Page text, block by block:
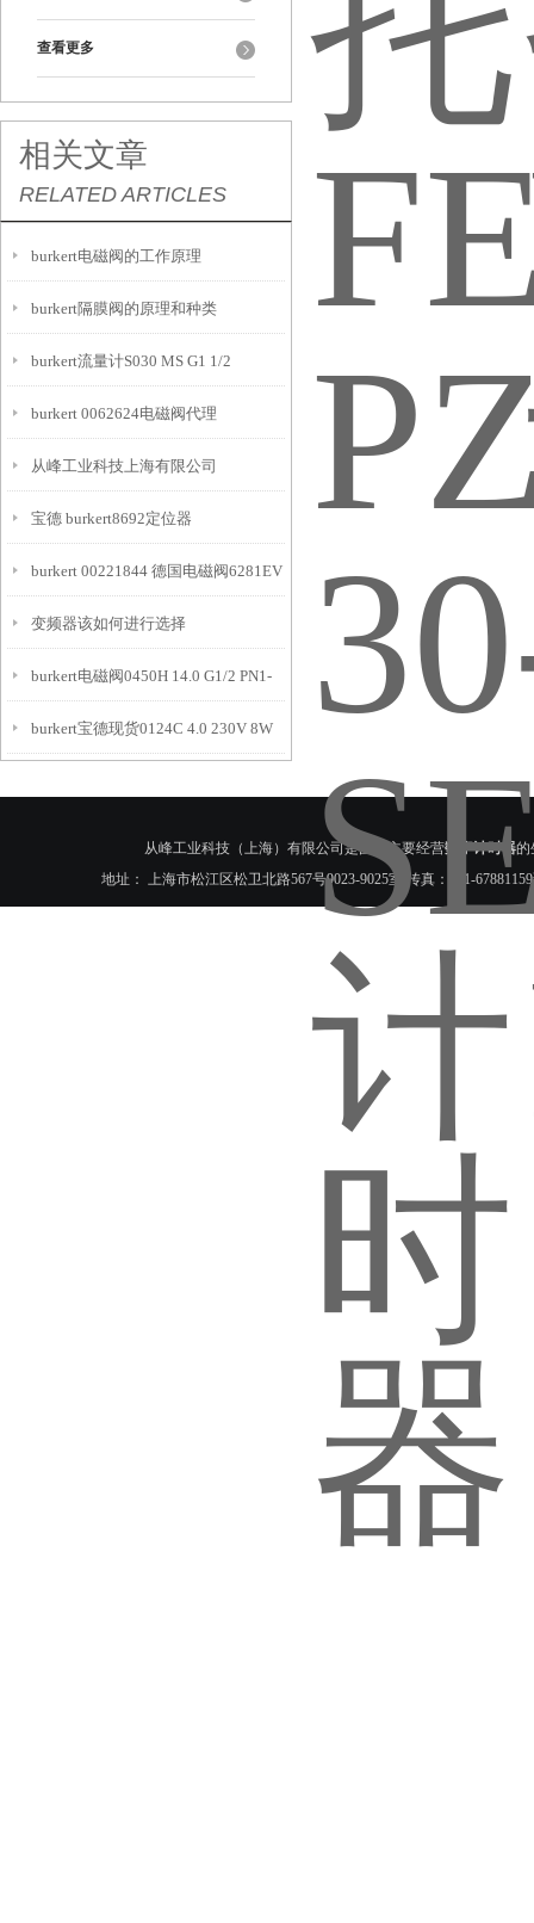
查看更多
相关文章
RELATED ARTICLES
burkert电磁阀的工作原理
burkert隔膜阀的原理和种类
burkert流量计S030 MS G1 1/2
W45MS
burkert 0062624电磁阀代理
从峰工业科技上海有限公司
宝德 burkert8692定位器
burkert 00221844 德国电磁阀6281EV
变频器该如何进行选择
burkert电磁阀0450H 14.0 G1/2 PN1-
10bar
burkert宝德现货0124C 4.0 230V 8W
从峰工业科技（上海）有限公司是国内主要经营数字计时器的
地址： 上海市松江区松卫北路567号9023-9025室 传真：021-